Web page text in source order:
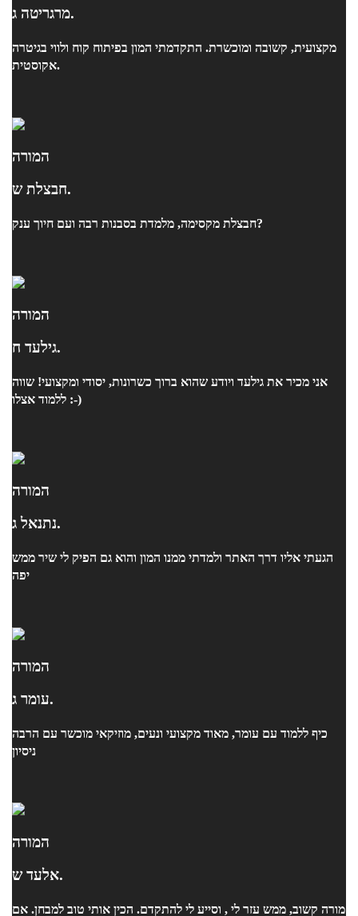
מרגריטה ג.
מקצועית, קשובה ומוכשרת. התקדמתי המון בפיתוח קוח ולווי בגיטרה
אקוסטית.
המורה
חבצלת ש.
חבצלת מקסימה, מלמדת בסבנות רבה ועם חיוך ענק?
המורה
גילעד ח.
אני מכיר את גילעד ויודע שהוא ברוך כשרונות, יסודי ומקצועי! שווה
ללמוד אצלו :-)
המורה
נתנאל ג.
הגעתי אליו דרך האתר ולמדתי ממנו המון והוא גם הפיק לי שיר ממש
יפה
המורה
עומר ג.
כיף ללמוד עם עומר, מאוד מקצועי ונעים, מוזיקאי מוכשר עם הרבה
ניסיון
המורה
אלעד ש.
מורה קשוב, ממש עזר לי , וסייע לי להתקדם. הכין אותי טוב למבחן. אם